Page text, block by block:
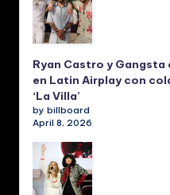
Ryan Castro y Gangsta
en Latin Airplay con
‘La Villa’
by billboard
April 8, 2026